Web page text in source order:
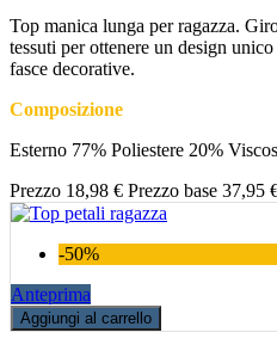
Top manica lunga per ragazza.
tessuti per ottenere un design
fasce decorative.
Composizione
Esterno 77% Poliestere 20%
Prezzo 18,98 € Prezzo base 37,95
-50%
Anteprima
Aggiungi al carrello